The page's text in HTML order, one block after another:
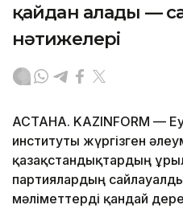
қайдан алады —
нәтижелері
АСТАНА. KAZINFORM —
институты жүргізген
қазақстандықтардың
партиялардың
мәліметтерді қандай